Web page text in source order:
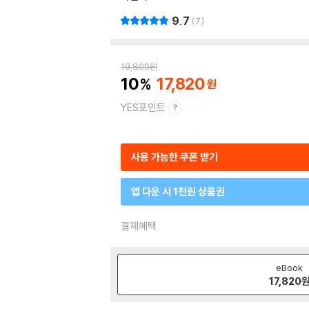
9.7 7
19,800원
10 17,820
YES포인트
사용 가능한 쿠폰 받기
앱 다운 시 1천원 상품권
결제혜택
eBook
17,820